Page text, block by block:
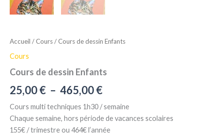
Accueil / Cours/ Cours de dessin Enfants
Cours
Cours de dessin Enfants
25,00€ – 465,00€Plage
de
prix :
Cours multi techniques 1h30 / semaine
Chaque semaine, hors période de vacances scolaires
155€ / trimestre ou 464€ l’année